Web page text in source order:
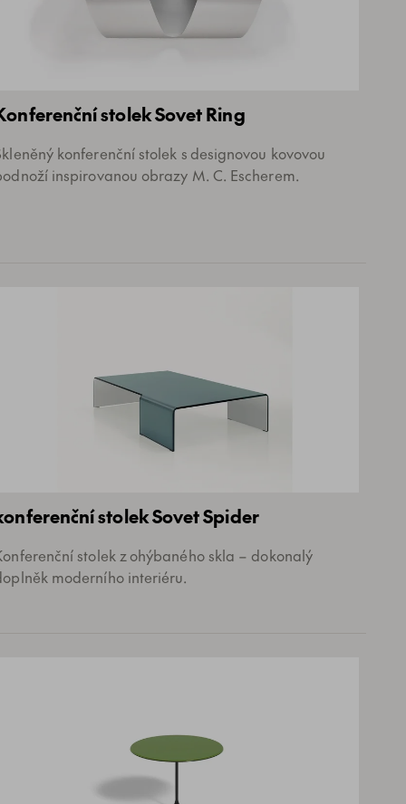
stolek Sovet Ring
konferenční stolek s designovou kovovou
inspirovanou obrazy M. C. Escherem.
stolek Sovet Spider
stolek z ohýbaného skla – dokonalý
moderního interiéru.